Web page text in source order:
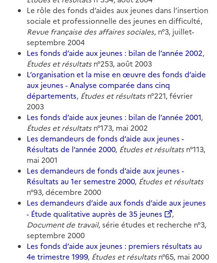
Le rôle des fonds d’aides aux jeunes dans l’insertion
sociale et professionnelle des jeunes en difficulté,
Revue française des affaires sociales, n°3, juillet-
septembre 2004
Les fonds d’aide aux jeunes : bilan de l’année 2002,
Études et résultatsn°253, août 2003
L’organisation et la mise en œuvre des fonds d’aide
aux jeunes - Analyse comparée dans cinq
départements, Études et résultatsn°221, février
2003
Les fonds d’aide aux jeunes : bilan de l’année 2001,
Études et résultatsn°173, mai 2002
Les demandeurs de fonds d’aide aux jeunes -
Résultats de l’année 2000, Études et résultatsn°113,
mai 2001
Les demandeurs de fonds d’aide aux jeunes -
Résultats au 1er semestre 2000, Études et résultats
n°93, décembre 2000
Les demandeurs d’aide aux fonds d’aide aux jeunes
- Étude qualitative auprès de 35 jeunes
,
Document de travail, série études et recherche n°3,
septembre 2000
Les fonds d’aide aux jeunes : premiers résultats au
4e trimestre 1999, Études et résultatsn°65, mai 2000